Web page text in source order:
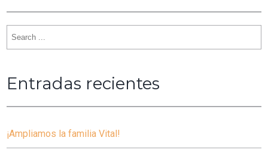
Search
for:
Entradas recientes
¡Ampliamos la familia Vital!